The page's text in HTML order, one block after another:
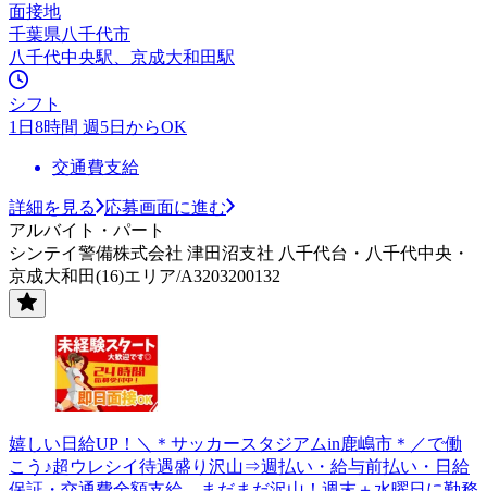
面接地
千葉県八千代市
八千代中央駅、京成大和田駅
シフト
1日8時間 週5日からOK
交通費支給
詳細を見る
応募画面に進む
アルバイト・パート
シンテイ警備株式会社 津田沼支社 八千代台・八千代中央・
京成大和田(16)エリア/A3203200132
嬉しい日給UP！＼＊サッカースタジアムin鹿嶋市＊／で働
こう♪超ウレシイ待遇盛り沢山⇒週払い・給与前払い・日給